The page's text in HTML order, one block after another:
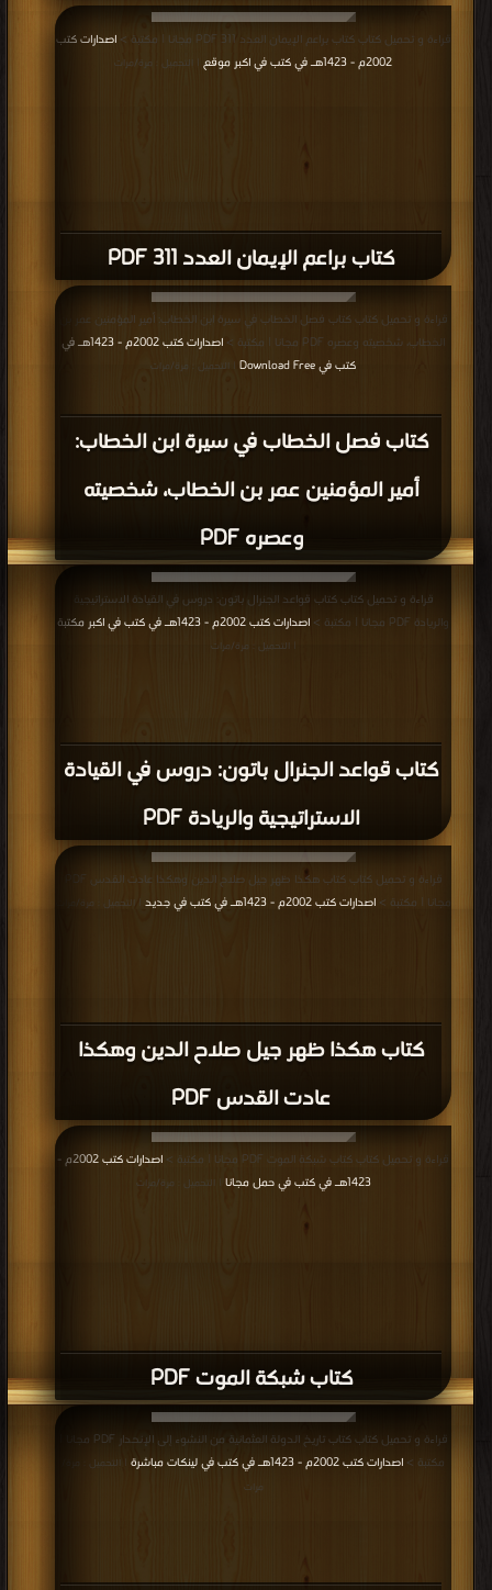
كتاب براعم الإيمان العدد 311 PDF
قراءة و تحميل كتاب كتاب براعم الإيمان العدد 311 PDF مجانا | مكتبة >
اصدارات كتب
2002م - 1423هـ في كتب في اكبر موقع
| التحميل : مرة/مرات
كتاب فصل الخطاب في سيرة ابن الخطاب:
أمير المؤمنين عمر بن الخطاب، شخصيته
وعصره PDF
قراءة و تحميل كتاب كتاب فصل الخطاب في سيرة ابن الخطاب: أمير المؤمنين عمر بن
الخطاب، شخصيته وعصره PDF مجانا | مكتبة >
اصدارات كتب 2002م - 1423هـ في
كتب في Download Free
| التحميل : مرة/مرات
كتاب قواعد الجنرال باتون: دروس في القيادة
الاستراتيجية والريادة PDF
قراءة و تحميل كتاب كتاب قواعد الجنرال باتون: دروس في القيادة الاستراتيجية
والريادة PDF مجانا | مكتبة >
اصدارات كتب 2002م - 1423هـ في كتب في اكبر مكتبة
| التحميل : مرة/مرات
كتاب هكذا ظهر جيل صلاح الدين وهكذا
عادت القدس PDF
مجانا | مكتبة >اصدارات كتب 2002م - 1423هـ في كتب في جديد | التحميل : مرة/مرات
كتاب شبكة الموت PDF
قراءة و تحميل كتاب كتاب شبكة الموت PDF مجانا | مكتبة >
اصدارات كتب 2002م -
1423هـ في كتب في حمل مجانا
| التحميل : مرة/مرات
قراءة و تحميل كتاب كتاب تاريخ الدولة العثمانية من النشوء إلى الإنحدار PDF مجانا |
مكتبة > اصدارات كتب 2002م - 1423هـ في كتب في لينكات مباشرة
| التحميل : مرة/
مرات